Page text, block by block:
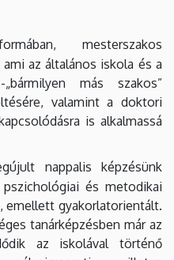
mesterszakos
az általános iskola és a
más szakos”
valamint a doktori
is alkalmassá
nappalis képzésünk
és metodikai
emellett gyakorlatorientált.
tanárképzésben már az
az iskolával történő